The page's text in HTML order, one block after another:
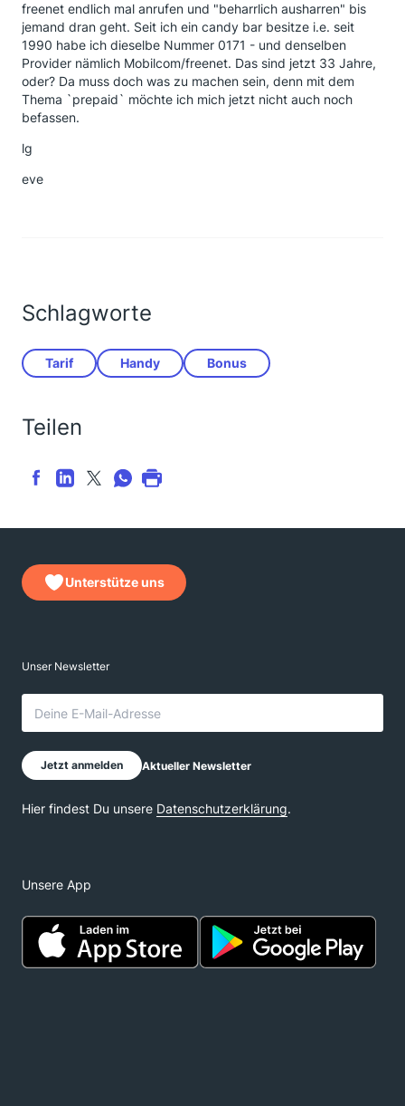
freenet endlich mal anrufen und "beharrlich ausharren" bis
jemand dran geht. Seit ich ein candy bar besitze i.e. seit
1990 habe ich dieselbe Nummer 0171 - und denselben
Provider nämlich Mobilcom/freenet. Das sind jetzt 33 Jahre,
oder? Da muss doch was zu machen sein, denn mit dem
Thema `prepaid` möchte ich mich jetzt nicht auch noch
befassen.
lg
eve
Schlagworte
Tarif Handy Bonus
Teilen
Unterstütze uns
Unsere App